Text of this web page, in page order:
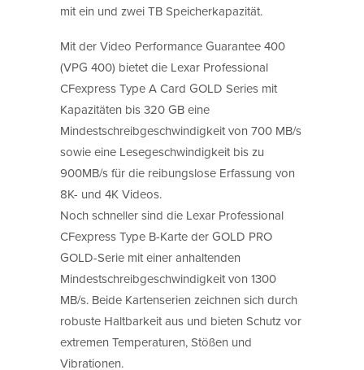
mit ein und zwei TB Speicherkapazität.
Mit der Video Performance Guarantee 400
(VPG 400) bietet die Lexar Professional
CFexpress Type A Card GOLD Series mit
Kapazitäten bis 320 GB eine
Mindestschreibgeschwindigkeit von 700 MB/s
sowie eine Lesegeschwindigkeit bis zu
900MB/s für die reibungslose Erfassung von
8K- und 4K Videos.
Noch schneller sind die Lexar Professional
CFexpress Type B-Karte der GOLD PRO
GOLD-Serie mit einer anhaltenden
Mindestschreibgeschwindigkeit von 1300
MB/s. Beide Kartenserien zeichnen sich durch
robuste Haltbarkeit aus und bieten Schutz vor
extremen Temperaturen, Stößen und
Vibrationen.